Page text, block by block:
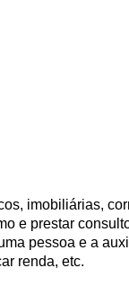
imobiliárias,
e prestar
pessoa e a
renda, etc.